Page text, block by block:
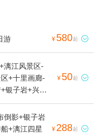
游 ¥ 580起 
漓江风景区-
+十里画廊-
银子岩+兴坪
演出+阳朔
+兴坪古戏台
江三星游船
¥ 50起 
倒影+银子岩
+漓江四星
¥ 288起 